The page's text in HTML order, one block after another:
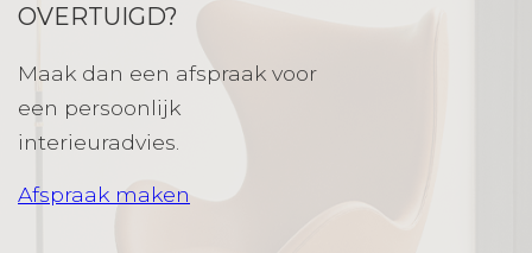
OVERTUIGD?
Maak dan een afspraak voor
een persoonlijk
interieuradvies.
Afspraak maken